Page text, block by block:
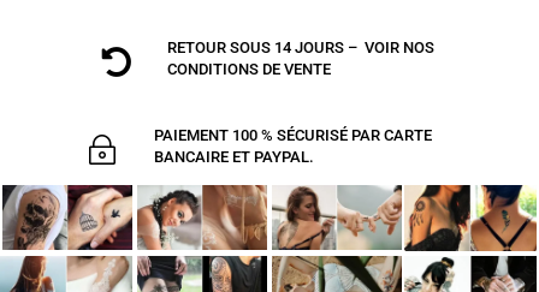

RETOUR SOUS 14 JOURS – VOIR NOS
CONDITIONS DE VENTE
~
PAIEMENT 100 % SÉCURISÉ PAR CARTE
BANCAIRE ET PAYPAL.